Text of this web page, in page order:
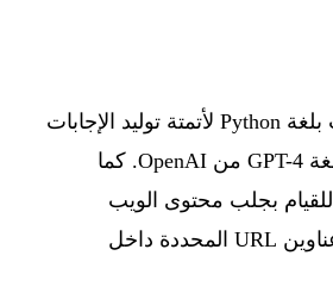
صُمم هذا السكربت بلغة Python لأتمتة توليد الإجابات
باستخدام نموذج اللغة GPT-4 من OpenAI. كما
يستخدم Selenium للقيام بجلب محتوى الويب
لاستخراج محتوى عناوين URL المحددة داخل